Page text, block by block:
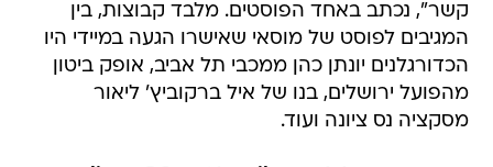
קשר", נכתב באחד הפוסטים. מלבד קבוצות, בין
המגיבים לפוסט של מוסאי שאישרו הגעה במיידי היו
הכדורגלנים יונתן כהן ממכבי תל אביב, אופק ביטון
מהפועל ירושלים, בנו של איל ברקוביץ' ליאור
מסקציה נס ציונה ועוד.